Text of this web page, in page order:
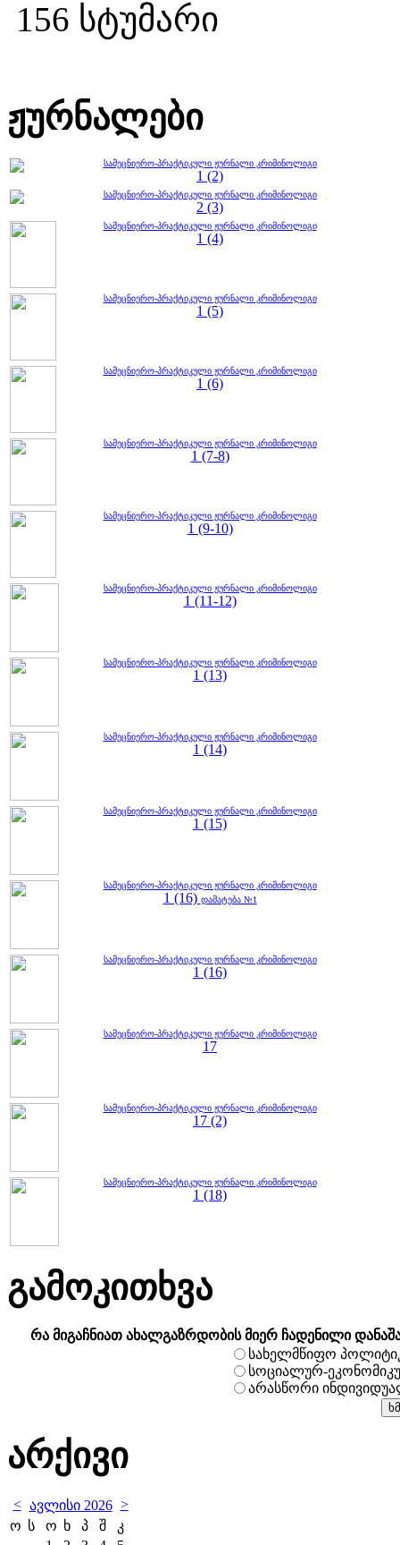
156 სტუმარი
ჟურნალები
სამეცნიერო-პრაქტიკული ჟურნალი კრიმინოლიგი
1 (2)
სამეცნიერო-პრაქტიკული ჟურნალი კრიმინოლიგი
2 (3)
სამეცნიერო-პრაქტიკული ჟურნალი კრიმინოლიგი
1 (4)
სამეცნიერო-პრაქტიკული ჟურნალი კრიმინოლიგი
1 (5)
სამეცნიერო-პრაქტიკული ჟურნალი კრიმინოლიგი
1 (6)
სამეცნიერო-პრაქტიკული ჟურნალი კრიმინოლიგი
1 (7-8)
სამეცნიერო-პრაქტიკული ჟურნალი კრიმინოლიგი
1 (9-10)
სამეცნიერო-პრაქტიკული ჟურნალი კრიმინოლიგი
1 (11-12)
სამეცნიერო-პრაქტიკული ჟურნალი კრიმინოლიგი
1 (13)
სამეცნიერო-პრაქტიკული ჟურნალი კრიმინოლიგი
1 (14)
სამეცნიერო-პრაქტიკული ჟურნალი კრიმინოლიგი
1 (15)
სამეცნიერო-პრაქტიკული ჟურნალი კრიმინოლიგი
1 (16) დამატება №1
სამეცნიერო-პრაქტიკული ჟურნალი კრიმინოლიგი
1 (16)
სამეცნიერო-პრაქტიკული ჟურნალი კრიმინოლიგი
17
სამეცნიერო-პრაქტიკული ჟურნალი კრიმინოლიგი
17 (2)
სამეცნიერო-პრაქტიკული ჟურნალი კრიმინოლიგი
1 (18)
გამოკითხვა
რა მიგაჩნიათ ახალგაზრდობის მიერ ჩადენილი
სახელმწიფო
სოციალურ-
არასწორი
არქივი
< ავლისი 2026 >
ო ს ო ხ პ შ
კ